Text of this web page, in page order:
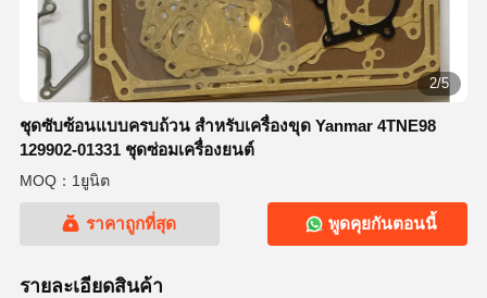
2/5
ชุดซับซ้อนแบบครบถ้วน สําหรับเครื่องขุด Yanmar 4TNE98
129902-01331 ชุดซ่อมเครื่องยนต์
MOQ：1ยูนิต
ราคาถูกที่สุด พูดคุยกันตอนนี้
รายละเอียดสินค้า